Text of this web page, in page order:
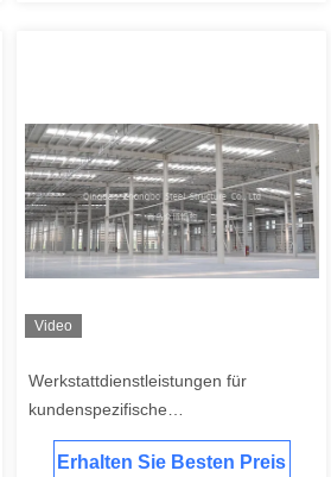
Video
Werkstattdienstleistungen für
kundenspezifische
Stahlkonstruktionen, die vorgefertigte
Stahlkonstruktionen für lange
Erhalten Sie Besten Preis